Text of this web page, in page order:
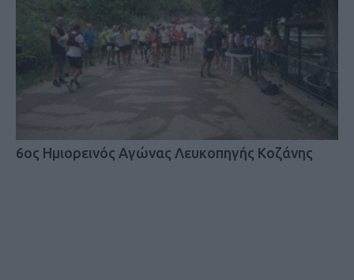
6ος Ημιορεινός Αγώνας Λευκοπηγής Koζάνης